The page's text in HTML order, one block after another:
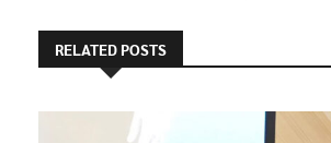
RELATED POSTS